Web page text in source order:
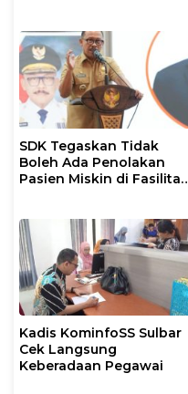
SDK Tegaskan Tidak
Boleh Ada Penolakan
Pasien Miskin di Fasilitas
Kadis KominfoSS Sulbar
Cek Langsung
Keberadaan Pegawai